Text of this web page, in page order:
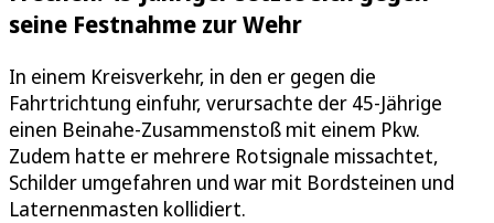
seine Festnahme zur Wehr
In einem Kreisverkehr, in den er gegen die
Fahrtrichtung einfuhr, verursachte der 45-Jährige
einen Beinahe-Zusammenstoß mit einem Pkw.
Zudem hatte er mehrere Rotsignale missachtet,
Schilder umgefahren und war mit Bordsteinen und
Laternenmasten kollidiert.